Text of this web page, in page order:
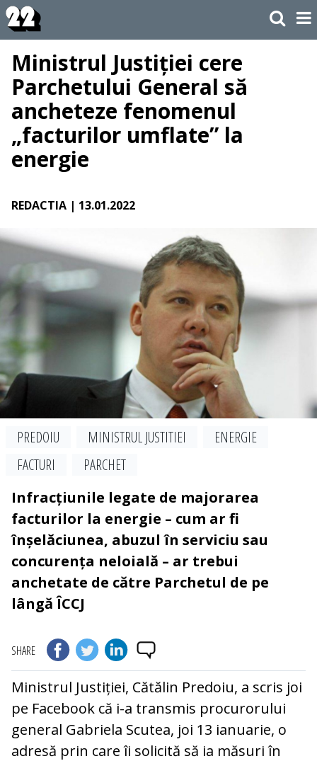
Ministrul Justiției cere
Parchetului General să
ancheteze fenomenul
„facturilor umflate” la
energie
REDACTIA | 13.01.2022
PREDOIU MINISTRUL JUSTITIEI
ENERGIE
FACTURI
PARCHET
Infracțiunile legate de majorarea
facturilor la energie – cum ar fi
înșelăciunea, abuzul în serviciu sau
concurența neloială – ar trebui
anchetate de către Parchetul de pe
lângă ÎCCJ
SHARE
Ministrul Justiției, Cătălin Predoiu, a scris joi
pe Facebook că i-a transmis procurorului
general Gabriela Scutea, joi 13 ianuarie, o
adresă prin care îi solicită să ia măsuri în